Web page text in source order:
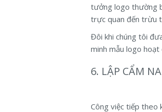
tưởng logo thường
trực quan đến trừu
Đôi khi chúng tôi
minh mẫu logo hoạt
6. LẬP CẨM
Công việc tiếp theo